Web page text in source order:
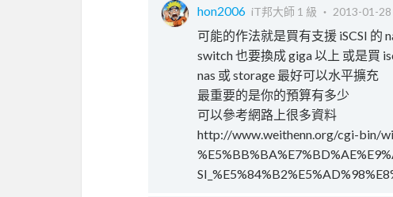
hon2006 iT邦大師 1 級 ‧ 2013-01-
可能的作法就是買有支援 iSCSI 的
switch 也要換成 giga 以上 或是買
nas 或 storage 最好可以水平擴充
最重要的是你的預算有多少
可以參考網路上很多資料
http://www.weithenn.org/cgi-bin/